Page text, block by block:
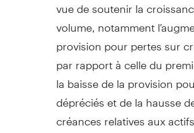
volume, notamment
provision pour pertes sur
par rapport à celle du
la baisse de la provision
dépréciés et de la hausse
créances relatives aux